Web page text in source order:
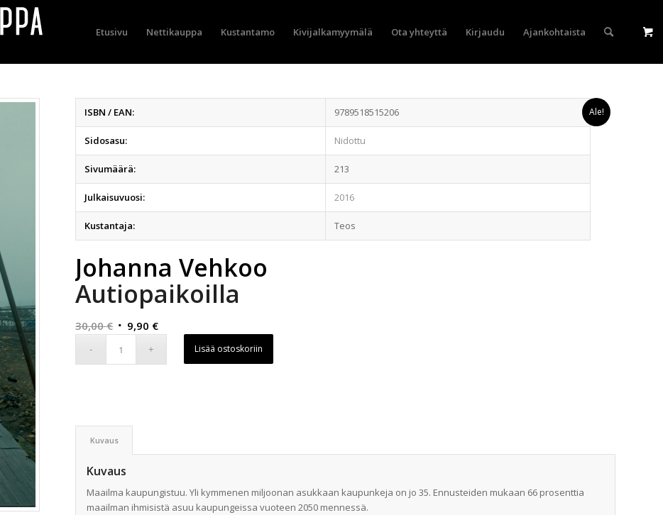
Etusivu Nettikauppa Kustantamo Kivijalkamyymälä Ota yhteyttä Kirjaudu Ajankohtaista
Ale!
ISBN / EAN: 9789518515206
Sidosasu: Nidottu
Sivumäärä: 213
Julkaisuvuosi: 2016
Kustantaja: Teos
Johanna Vehkoo
Autiopaikoilla
30,00€ Alkuperäinen
9,90 €Nykyinen
Lisää ostoskoriin
Kuvaus
Kuvaus
Maailma kaupungistuu. Yli kymmenen miljoonan asukkaan kaupunkeja on jo 35. Ennusteiden mukaan 66 prosenttia
maailman ihmisistä asuu kaupungeissa vuo­teen 2050 mennessä.